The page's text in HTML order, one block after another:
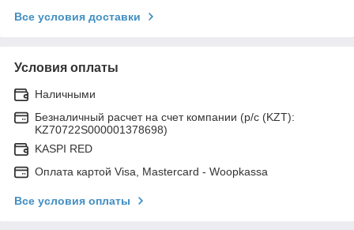
Все условия доставки
Условия оплаты
Наличными
Безналичный расчет на счет компании (р/с (KZT):
KZ70722S000001378698)
KASPI RED
Оплата картой Visa, Mastercard - Woopkassa
Все условия оплаты